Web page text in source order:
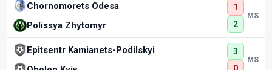
Chornomorets Odesa
Polissya Zhytomyr
1
2
MS
Epitsentr Kamianets-Podilskyi
3
0
MS